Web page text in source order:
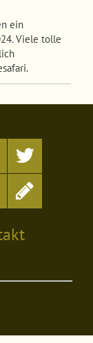
ein
Viele tolle